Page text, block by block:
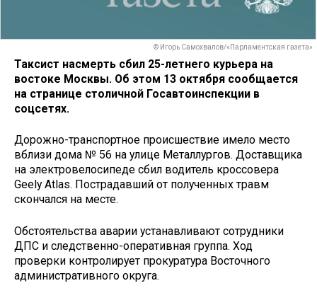
© Игорь Самохвалов/«Парламентская газета»
Таксист насмерть сбил 25-летнего курьера на
востоке Москвы. Об этом 13 октября сообщается
на странице столичной Госавтоинспекции в
соцсетях.
Дорожно-транспортное происшествие имело место
вблизи дома № 56 на улице Металлургов. Доставщика
на электровелосипеде сбил водитель кроссовера
Geely Atlas. Пострадавший от полученных травм
скончался на месте.
Обстоятельства аварии устанавливают сотрудники
ДПС и следственно-оперативная группа. Ход
проверки контролирует прокуратура Восточного
административного округа.